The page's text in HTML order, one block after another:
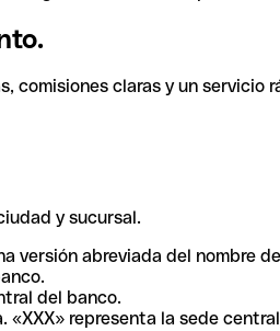
claras y un servicio
y sucursal.
versión abreviada del nombre
del banco.
representa la sede